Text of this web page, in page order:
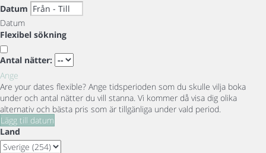
Datum
Datum
Flexibel sökning
Antal nätter:
Ange
Are your dates flexible? Ange tidsperioden som du skulle vilja boka
under och antal nätter du vill stanna. Vi kommer då visa dig olika
alternativ och bästa pris som är tillgänliga under vald period.
Lägg till datum
Land